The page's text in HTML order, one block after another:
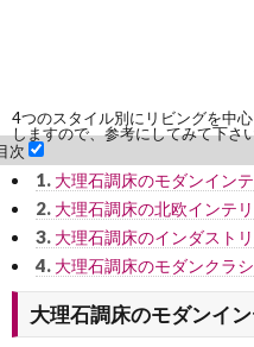
4つのスタイル別にリビングを中
しますので、参考にしてみて下さ
次
1. 大理石調床のモダンイン
2. 大理石調床の北欧インテ
3. 大理石調床のインダスト
4. 大理石調床のモダンクラ
大理石調床のモダンイ